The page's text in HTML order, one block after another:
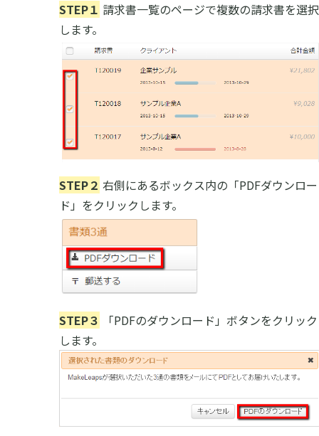
STEP１ 請求書一覧のページで複数の請求書を選択
します。
STEP２ 右側にあるボックス内の「PDFダウンロー
ド」をクリックします。
STEP３
「PDFのダウンロード」ボタンをクリック
します。